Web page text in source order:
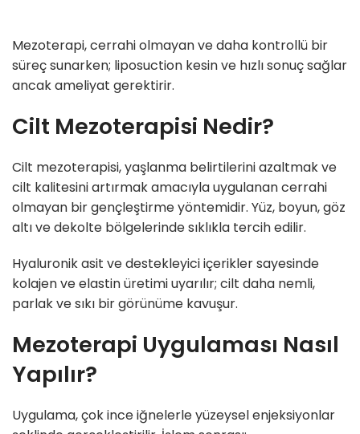
Mezoterapi, cerrahi olmayan ve daha kontrollü bir
süreç sunarken; liposuction kesin ve hızlı sonuç sağlar
ancak ameliyat gerektirir.
Cilt Mezoterapisi Nedir?
Cilt mezoterapisi, yaşlanma belirtilerini azaltmak ve
cilt kalitesini artırmak amacıyla uygulanan cerrahi
olmayan bir gençleştirme yöntemidir. Yüz, boyun, göz
altı ve dekolte bölgelerinde sıklıkla tercih edilir.
Hyaluronik asit ve destekleyici içerikler sayesinde
kolajen ve elastin üretimi uyarılır; cilt daha nemli,
parlak ve sıkı bir görünüme kavuşur.
Mezoterapi Uygulaması Nasıl
Yapılır?
Uygulama, çok ince iğnelerle yüzeysel enjeksiyonlar